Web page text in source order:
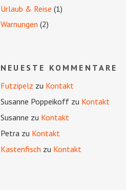
Urlaub & Reise (1)
Warnungen (2)
NEUESTE KOMMENTARE
Futzipelz zu Kontakt
Susanne Poppeikoff zu Kontakt
Susanne zu Kontakt
Petra zu Kontakt
Kastenfisch zu Kontakt